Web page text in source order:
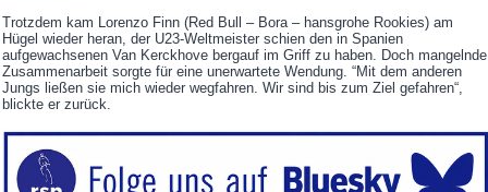
Trotzdem kam Lorenzo Finn (Red Bull – Bora – hansgrohe Rookies) am
Hügel wieder heran, der U23-Weltmeister schien den in Spanien
aufgewachsenen Van Kerckhove bergauf im Griff zu haben. Doch mangelnde
Zusammenarbeit sorgte für eine unerwartete Wendung. “Mit dem anderen
Jungs ließen sie mich wieder wegfahren. Wir sind bis zum Ziel gefahren“,
blickte er zurück.